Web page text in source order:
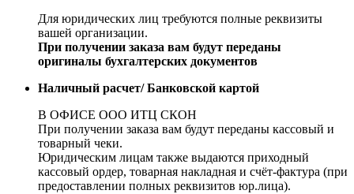
Для юридических лиц требуются полные реквизиты
вашей организации.
При получении заказа вам будут переданы
оригиналы бухгалтерских документов
Наличный расчет/ Банковской картой
В ОФИСЕ ООО ИТЦ СКОН
При получении заказа вам будут переданы кассовый и
товарный чеки.
Юридическим лицам также выдаются приходный
кассовый ордер, товарная накладная и счёт-фактура (при
предоставлении полных реквизитов юр.лица).